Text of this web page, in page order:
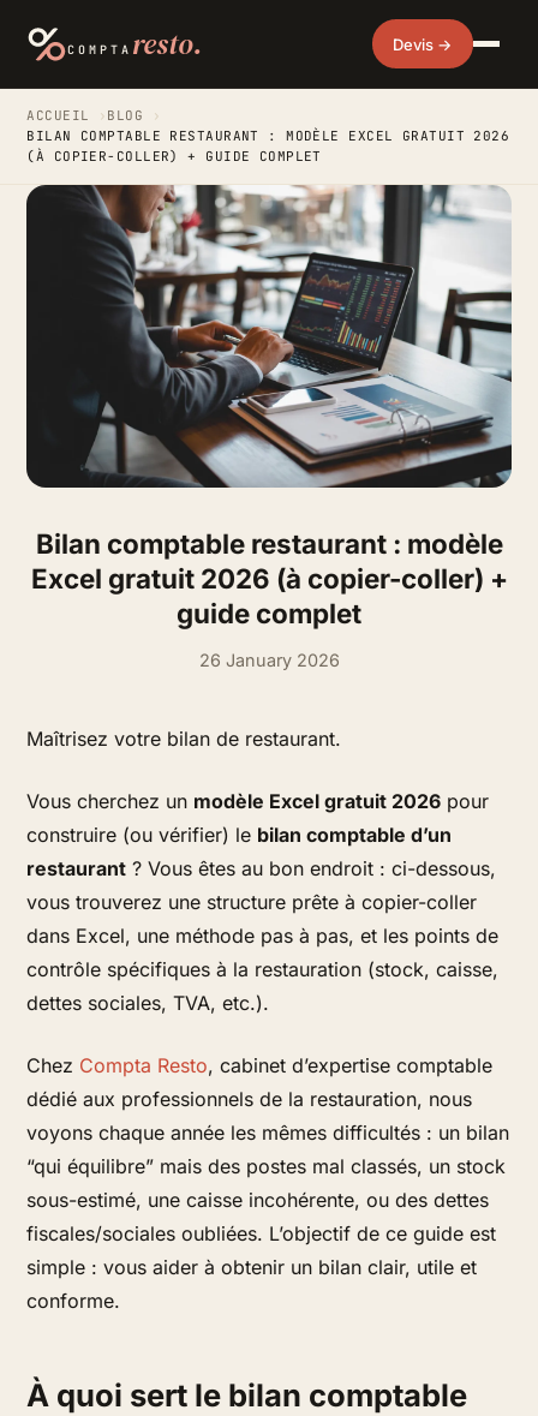
COMPTA resto. Devis →
ACCUEIL › BLOG
›
BILAN COMPTABLE RESTAURANT : MODÈLE EXCEL GRATUIT 2026
(À COPIER-COLLER) + GUIDE COMPLET
Bilan comptable restaurant : modèle
Excel gratuit 2026 (à copier-coller) +
guide complet
26 January 2026
Maîtrisez votre bilan de restaurant.
Vous cherchez un modèle Excel gratuit 2026 pour
construire (ou vérifier) le bilan comptable d’un
restaurant ? Vous êtes au bon endroit : ci-dessous,
vous trouverez une structure prête à copier-coller
dans Excel, une méthode pas à pas, et les points de
contrôle spécifiques à la restauration (stock, caisse,
dettes sociales, TVA, etc.).
Chez Compta Resto, cabinet d’expertise comptable
dédié aux professionnels de la restauration, nous
voyons chaque année les mêmes difficultés : un bilan
“qui équilibre” mais des postes mal classés, un stock
sous-estimé, une caisse incohérente, ou des dettes
fiscales/sociales oubliées. L’objectif de ce guide est
simple : vous aider à obtenir un bilan clair, utile et
conforme.
À quoi sert le bilan comptable